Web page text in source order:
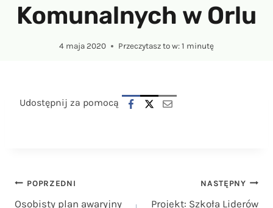
Komunalnych w Orlu
4 maja 2020 Przeczytasz to w: 1 minutę
Udostępnij za pomocą
Nawigacja
POPRZEDNI
Osobisty plan awaryjny
NASTĘPNY
Projekt: Szkoła Liderów